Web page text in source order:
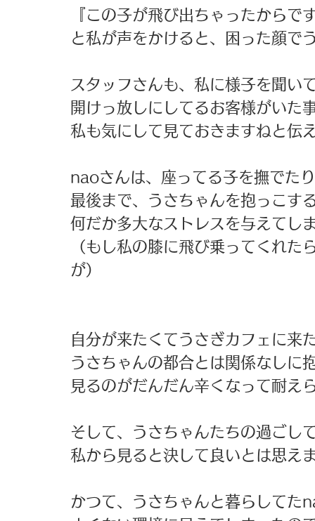
『この子が飛び出ちゃったからで
と私が声をかけると、困った顔で
スタッフさんも、私に様子を聞い
開けっ放しにしてるお客様がいた
私も気にして見ておきますねと伝
naoさんは、座ってる子を撫でた
最後まで、うさちゃんを抱っこす
何だか多大なストレスを与えてし
（もし私の膝に飛び乗ってくれた
が）
自分が来たくてうさぎカフェに来
うさちゃんの都合とは関係なしに
見るのがだんだん辛くなって耐え
そして、うさちゃんたちの過ごし
私から見ると決して良いとは思え
かつて、うさちゃんと暮らしてた